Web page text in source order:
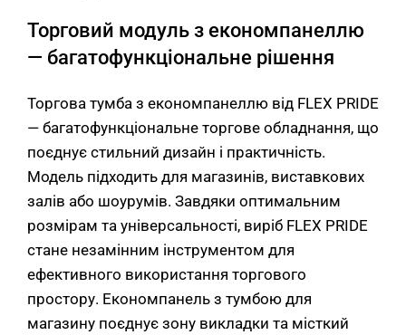
Торговий модуль з економпанеллю
— багатофункціональне рішення
Торгова тумба з економпанеллю від FLEX PRIDE
— багатофункціональне торгове обладнання, що
поєднує стильний дизайн і практичність.
Модель підходить для магазинів, виставкових
залів або шоурумів. Завдяки оптимальним
розмірам та універсальності, виріб FLEX PRIDE
стане незамінним інструментом для
ефективного використання торгового
простору. Економпанель з тумбою для
магазину поєднує зону викладки та місткий